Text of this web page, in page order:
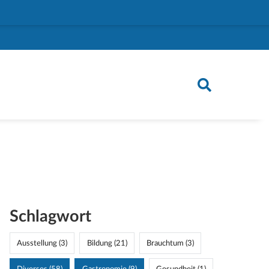
Schlagwort
Ausstellung (3) Bildung (21) Brauchtum (3)